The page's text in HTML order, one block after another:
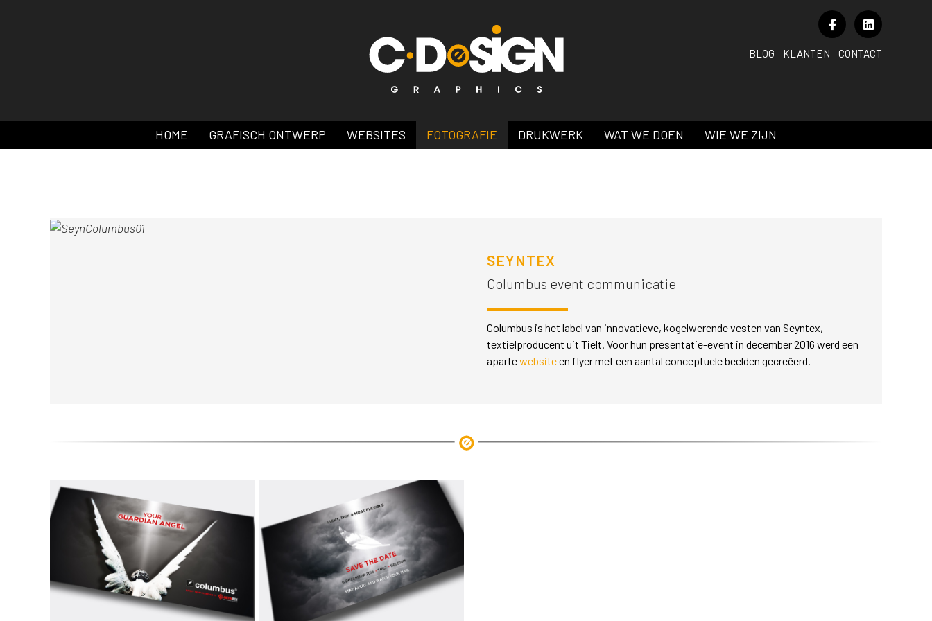
BLOG KLANTEN CONTACT
HOME GRAFISCH ONTWERP WEBSITES FOTOGRAFIE DRUKWERK WAT WE DOEN WIE WE ZIJN
SEYNTEX
Columbus event communicatie
Columbus is het label van innovatieve, kogelwerende vesten van Seyntex,
textielproducent uit Tielt. Voor hun presentatie-event in december 2016 werd een
apartewebsiteen flyer met een aantal conceptuele beelden gecreëerd.